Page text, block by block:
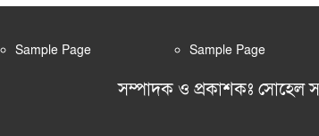
Sample Page Sample Page
সম্পাদক ও প্রকাশকঃ সোহেল